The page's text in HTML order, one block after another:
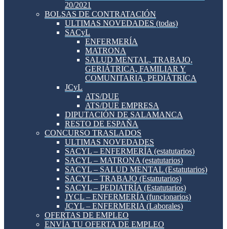
20/2021
BOLSAS DE CONTRATACIÓN
ULTIMAS NOVEDADES (todas)
SACyL
ENFERMERÍA
MATRONA
SALUD MENTAL, TRABAJO,
GERIÁTRICA, FAMILIAR Y
COMUNITARIA, PEDIÁTRICA
JCyL
ATS/DUE
ATS/DUE EMPRESA
DIPUTACIÓN DE SALAMANCA
RESTO DE ESPAÑA
CONCURSO TRASLADOS
ULTIMAS NOVEDADES
SACYL – ENFERMERÍA (estatutarios)
SACYL – MATRONA (estatutarios)
SACYL – SALUD MENTAL (Estatutarios)
SACYL – TRABAJO (Estatutarios)
SACYL – PEDIATRÍA (Estatutarios)
JYCL – ENFERMERÍA (funcionarios)
JCYL – ENFERMERIA (Laborales)
OFERTAS DE EMPLEO
ENVÍA TU OFERTA DE EMPLEO